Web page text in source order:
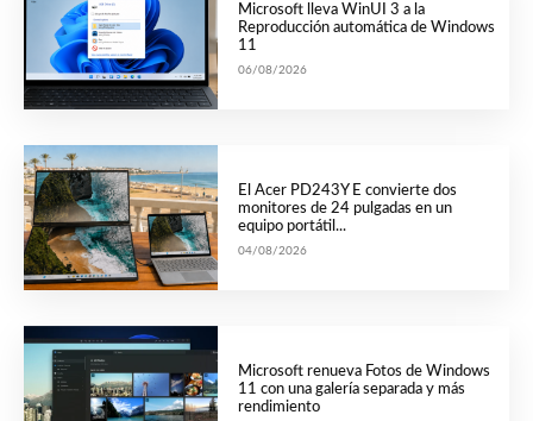
Microsoft lleva WinUI 3 a la
Reproducción automática de Windows
11
06/08/2026
El Acer PD243Y E convierte dos
monitores de 24 pulgadas en un
equipo portátil...
04/08/2026
Microsoft renueva Fotos de Windows
11 con una galería separada y más
rendimiento